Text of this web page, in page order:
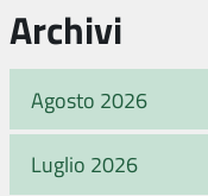
Archivi
Agosto 2026
Luglio 2026